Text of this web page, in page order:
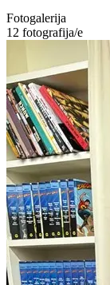
Fotogalerija
12 fotografija/e